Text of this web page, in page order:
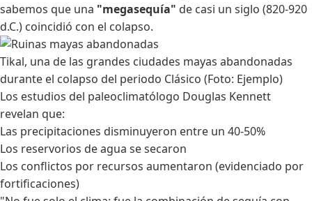
sabemos que una "megasequía" de casi un siglo (820-920
d.C.) coincidió con el colapso.
Tikal, una de las grandes ciudades mayas abandonadas
durante el colapso del periodo Clásico (Foto: Ejemplo)
Los estudios del paleoclimatólogo Douglas Kennett
revelan que:
Las precipitaciones disminuyeron entre un 40-50%
Los reservorios de agua se secaron
Los conflictos por recursos aumentaron (evidenciado por
fortificaciones)